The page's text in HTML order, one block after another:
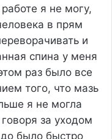
я не могу,
в прям
и
спина у меня
раз было все
того, что мазь
я не могла
за уходом
было быстро